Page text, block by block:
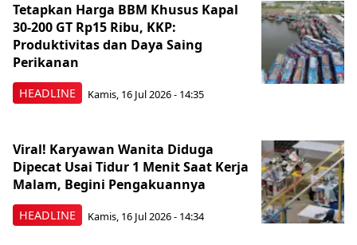
HEADLINE
Tetapkan Harga BBM Khusus Kapal
30-200 GT Rp15 Ribu, KKP:
Produktivitas dan Daya Saing
Perikanan
Kamis, 16 Jul 2026 - 14:35
HEADLINE
Viral! Karyawan Wanita Diduga
Dipecat Usai Tidur 1 Menit Saat Kerja
Malam, Begini Pengakuannya
Kamis, 16 Jul 2026 - 14:34